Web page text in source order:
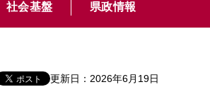
社会基盤 県政情報
更新日：2026年6月19日